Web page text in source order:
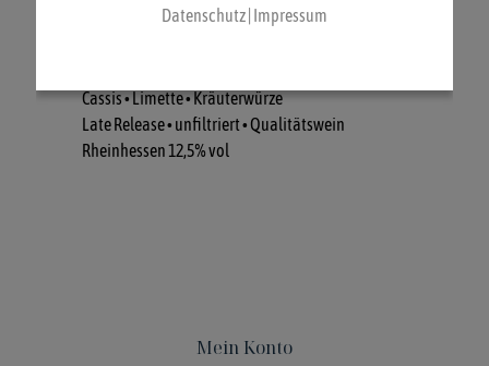
Cassis • Limette • Kräuterwürze
Late Release • unfiltriert • Qualitätswein
Rheinhessen 12,5% vol
Mein Konto
Datenschutz Impressum